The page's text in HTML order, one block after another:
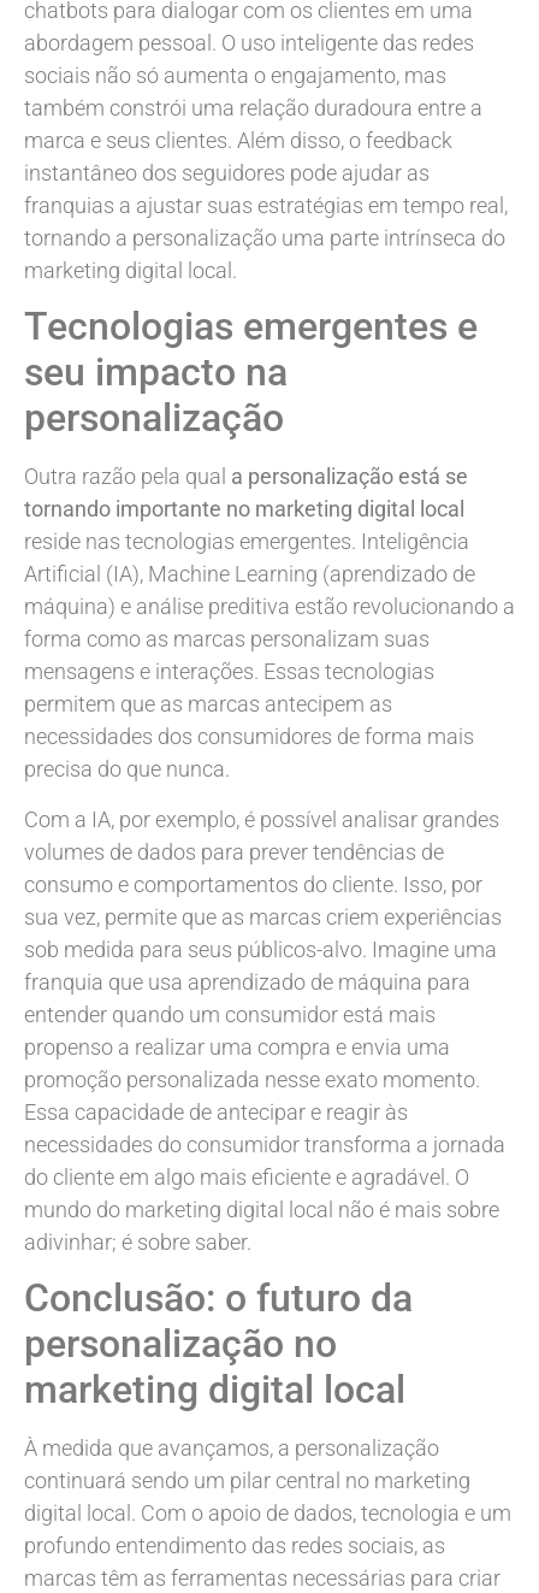
chatbots para dialogar com os clientes em uma
abordagem pessoal. O uso inteligente das redes
sociais não só aumenta o engajamento, mas
também constrói uma relação duradoura entre a
marca e seus clientes. Além disso, o feedback
instantâneo dos seguidores pode ajudar as
franquias a ajustar suas estratégias em tempo real,
tornando a personalização uma parte intrínseca do
marketing digital local.
Tecnologias emergentes e
seu impacto na
personalização
Outra razão pela qual a personalização está se
tornando importante no marketing digital local
reside nas tecnologias emergentes. Inteligência
Artificial (IA), Machine Learning (aprendizado de
máquina) e análise preditiva estão revolucionando a
forma como as marcas personalizam suas
mensagens e interações. Essas tecnologias
permitem que as marcas antecipem as
necessidades dos consumidores de forma mais
precisa do que nunca.
Com a IA, por exemplo, é possível analisar grandes
volumes de dados para prever tendências de
consumo e comportamentos do cliente. Isso, por
sua vez, permite que as marcas criem experiências
sob medida para seus públicos-alvo. Imagine uma
franquia que usa aprendizado de máquina para
entender quando um consumidor está mais
propenso a realizar uma compra e envia uma
promoção personalizada nesse exato momento.
Essa capacidade de antecipar e reagir às
necessidades do consumidor transforma a jornada
do cliente em algo mais eficiente e agradável. O
mundo do marketing digital local não é mais sobre
adivinhar; é sobre saber.
Conclusão: o futuro da
personalização no
marketing digital local
À medida que avançamos, a personalização
continuará sendo um pilar central no marketing
digital local. Com o apoio de dados, tecnologia e um
profundo entendimento das redes sociais, as
marcas têm as ferramentas necessárias para criar